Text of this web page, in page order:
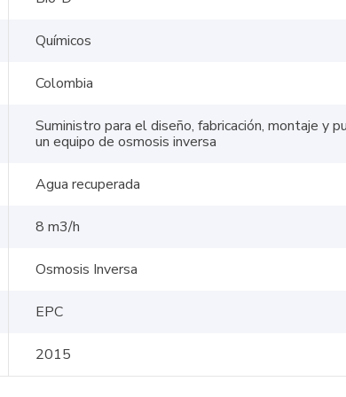
Químicos
Colombia
Suministro para el diseño, fabricación, montaje y
un equipo de osmosis inversa
Agua recuperada
8 m3/h
Osmosis Inversa
EPC
2015
Información
Contáctanos
tratamiento de datos
y condiciones de uso